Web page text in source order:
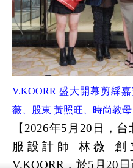
V.KOORR 盛大開幕剪綵
薇、股東 黃照旺、時尚教
【2026年5月20日，
服設計師 林薇 創
V.KOORR，於5月20